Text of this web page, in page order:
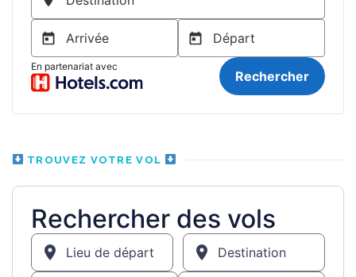
TROUVEZ VOTRE VOL